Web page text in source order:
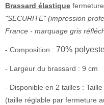
Brassard élastique
"SECURITE" (impression
France - marquage gris
- Composition : 70%
- Largeur du brassard : 9 cm
- Disponible en 2 tailles :
(taille réglable par fermeture